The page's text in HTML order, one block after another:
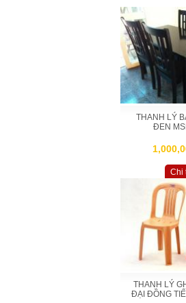
THANH LÝ
ĐEN
Chi
THANH LÝ
ĐẠI ĐỒNG